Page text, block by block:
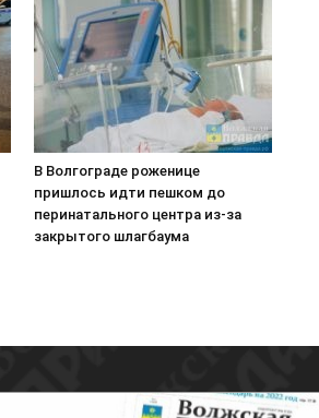
В Волгограде роженице
пришлось идти пешком до
перинатального центра из-за
закрытого шлагбаума